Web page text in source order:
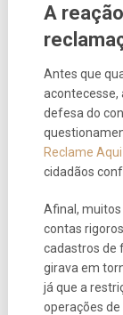
A
Antes que
acontecesse,
defesa do
Reclame Aqui
cidadãos
Afinal,
contas
cadastros de
girava em
já que a
operações